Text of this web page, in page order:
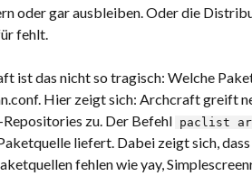
oder gar ausbleiben. Oder die
fehlt.
ist das nicht so tragisch: Welche
Hier zeigt sich: Archcraft greift
zu. Der Befehl paclist
liefert. Dabei zeigt sich, dass
fehlen wie yay,